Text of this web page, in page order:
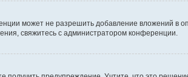
может не разрешить добавление вложений в
свяжитесь с администратором конференции.